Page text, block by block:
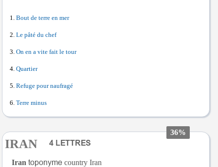
Bout de terre en mer
Le pâté du chef
On en a vite fait le tour
Quartier
Refuge pour naufragé
Terre minus
36%
IRAN
Iran country Iran